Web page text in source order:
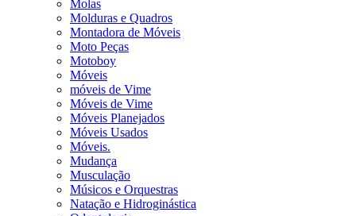
Molas
Molduras e Quadros
Montadora de Móveis
Moto Peças
Motoboy
Móveis
móveis de Vime
Móveis de Vime
Móveis Planejados
Móveis Usados
Móveis.
Mudança
Musculação
Músicos e Orquestras
Natação e Hidroginástica